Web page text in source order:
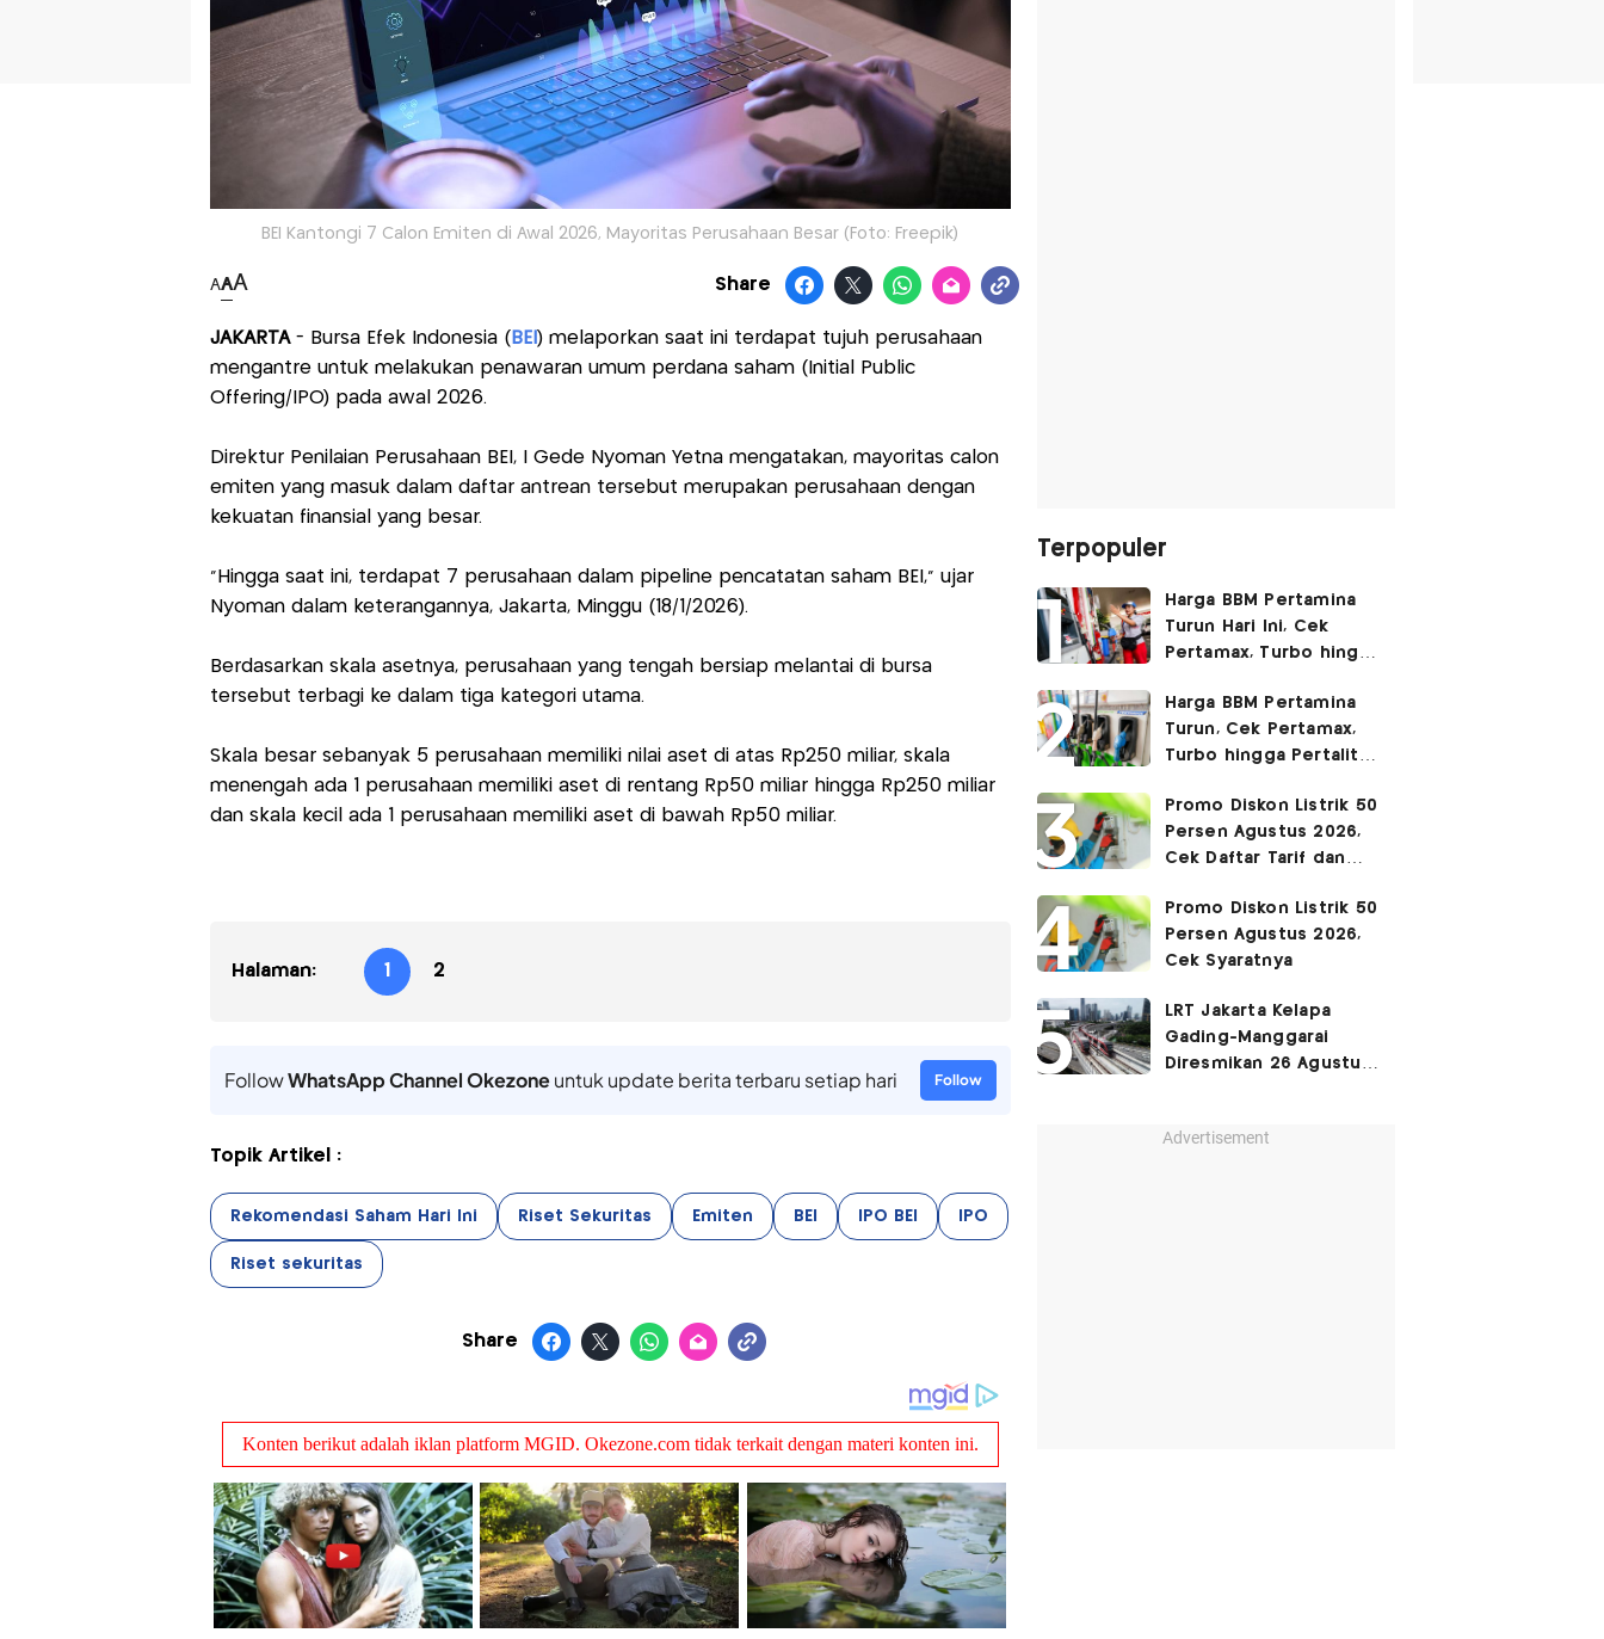
BEI Kantongi 7 Calon Emiten di Awal 2026, Mayoritas Perusahaan Besar (Foto: Freepik)
AAA Share
JAKARTA- Bursa Efek Indonesia ( BEI ) melaporkan saat ini terdapat tujuh perusahaan
mengantre untuk melakukan penawaran umum perdana saham (Initial Public
Offering/IPO) pada awal 2026.
Direktur Penilaian Perusahaan BEI, I Gede Nyoman Yetna mengatakan, mayoritas calon
emiten yang masuk dalam daftar antrean tersebut merupakan perusahaan dengan
kekuatan finansial yang besar.
“Hingga saat ini, terdapat 7 perusahaan dalam pipeline pencatatan saham BEI,” ujar
Nyoman dalam keterangannya, Jakarta, Minggu (18/1/2026).
Berdasarkan skala asetnya, perusahaan yang tengah bersiap melantai di bursa
tersebut terbagi ke dalam tiga kategori utama.
Skala besar sebanyak 5 perusahaan memiliki nilai aset di atas Rp250 miliar, skala
menengah ada 1 perusahaan memiliki aset di rentang Rp50 miliar hingga Rp250 miliar
dan skala kecil ada 1 perusahaan memiliki aset di bawah Rp50 miliar.
Halaman: 1 2
FollowWhatsApp Channel Okezoneuntuk update berita terbaru setiap hari Follow
Topik Artikel :
Rekomendasi Saham Hari Ini Riset Sekuritas Emiten BEI IPO BEI IPO
Riset sekuritas
Share
Terpopuler
Harga BBM Pertamina
Turun Hari Ini, Cek
Pertamax, Turbo hingga
2026
Harga BBM Pertamina
Turun, Cek Pertamax,
Turbo hingga Pertalite
Promo Diskon Listrik 50
Persen Agustus 2026,
Cek Daftar Tarif dan
Promo Diskon Listrik 50
Persen Agustus 2026,
Cek Syaratnya
LRT Jakarta Kelapa
Gading-Manggarai
Diresmikan 26 Agustus
Advertisement